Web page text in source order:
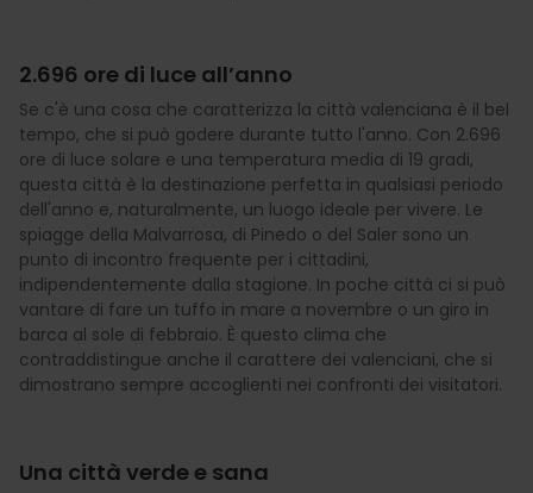
2.696 ore di luce all’anno
Se c'è una cosa che caratterizza la città valenciana è il bel
tempo, che si può godere durante tutto l'anno. Con 2.696
ore di luce solare e una temperatura media di 19 gradi,
questa città è la destinazione perfetta in qualsiasi periodo
dell'anno e, naturalmente, un luogo ideale per vivere. Le
spiagge della Malvarrosa, di Pinedo o del Saler sono un
punto di incontro frequente per i cittadini,
indipendentemente dalla stagione. In poche città ci si può
vantare di fare un tuffo in mare a novembre o un giro in
barca al sole di febbraio. È questo clima che
contraddistingue anche il carattere dei valenciani, che si
dimostrano sempre accoglienti nei confronti dei visitatori.
Una città verde e sana